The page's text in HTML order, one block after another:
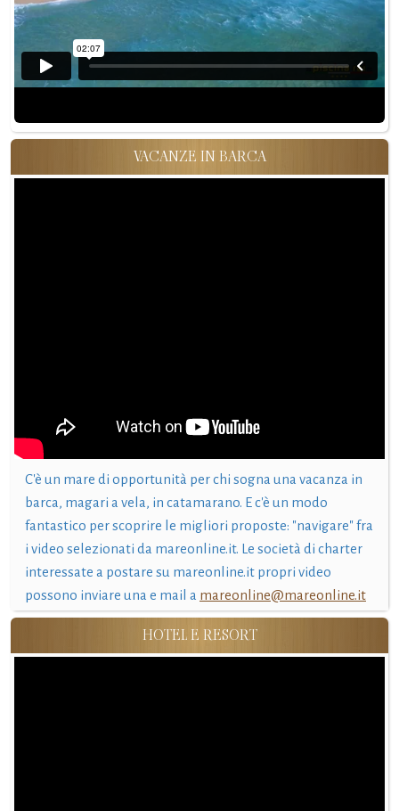
VACANZE IN BARCA
C'è un mare di opportunità per chi sogna una vacanza in
barca, magari a vela, in catamarano. E c'è un modo
fantastico per scoprire le migliori proposte: "navigare" fra
i video selezionati da mareonline.it. Le società di charter
interessate a postare su mareonline.it propri video
possono inviare una e mail a mareonline@mareonline.it
HOTEL E RESORT